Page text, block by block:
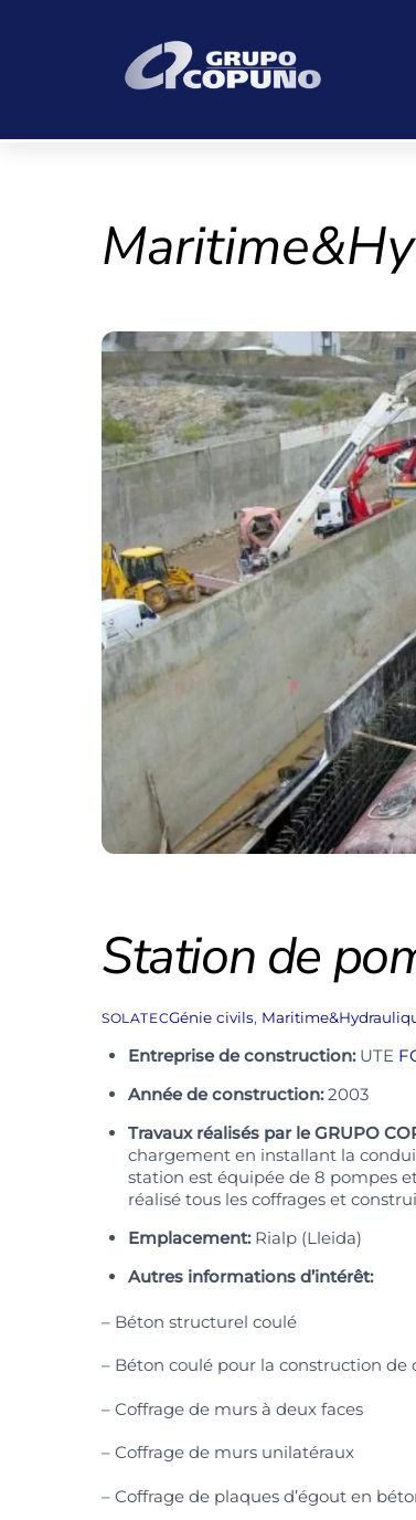
Station de
SOLATECGénie civils,
Entreprise de construction:UTE
Année de construction:2003
Travaux réalisés par le GRUPO
chargement en installant la
station est équipée de 8 pompes
réalisé tous les coffrages et
Emplacement:Rialp (Lleida)
Autres informations d’intérêt:
– Béton structurel coulé
– Béton coulé pour la construction de
– Coffrage de murs à deux faces
– Coffrage de murs unilatéraux
– Coffrage de plaques d’égout en